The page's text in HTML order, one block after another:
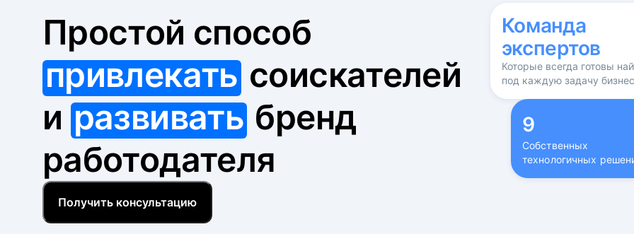
Простой способ
привлекатьсоискателей
и развивать бренд
работодателя
Получить консультацию
Команда
экспертов
Которые всегда готовы
под каждую задачу
9
Собственных
технологичных